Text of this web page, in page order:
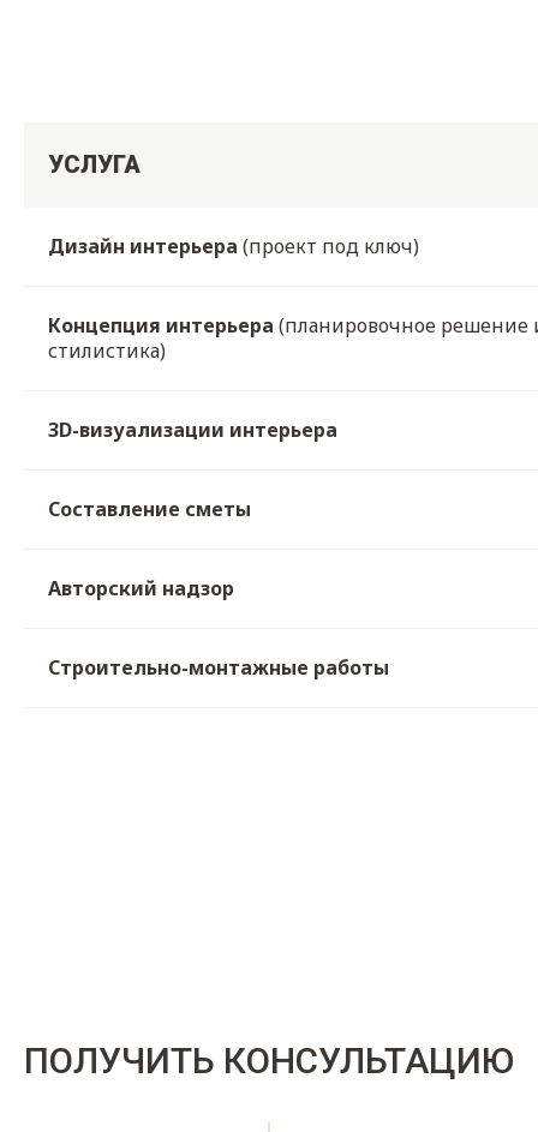
УСЛУГА
Дизайн интерьера (проект под ключ)
Концепция интерьера (планировочное решение
стилистика)
3D-визуализации интерьера
Составление сметы
Авторский надзор
Строительно-монтажные работы
ПОЛУЧИТЬ КОНСУЛЬТАЦИЮ